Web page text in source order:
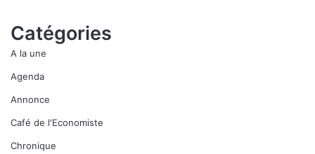
Catégories
A la une
Agenda
Annonce
Café de l'Economiste
Chronique